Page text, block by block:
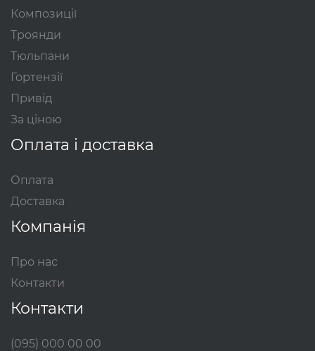
Композиції
Троянди
Тюльпани
Гортензії
Привід
За ціною
Оплата і доставка
Оплата
Доставка
Компанія
Про нас
Контакти
Контакти
(095) 000 00 00